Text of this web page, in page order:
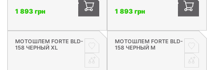
1 893 грн 1 893 грн
МОТОШЛЕМ FORTE BLD-
158 ЧЕРНЫЙ XL
МОТОШЛЕМ FORTE BLD-
158 ЧЕРНЫЙ М